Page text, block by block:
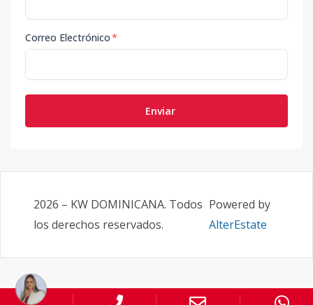
Correo Electrónico*
Enviar
2026 – KW DOMINICANA. Todos
los derechos reservados.
Powered by
AlterEstate